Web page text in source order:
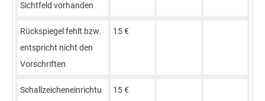
Sichtfeld vorhanden
Rückspiegel fehlt bzw.
entspricht nicht den
Vorschriften
15 €
Schallzeicheneinrichtu
15 €